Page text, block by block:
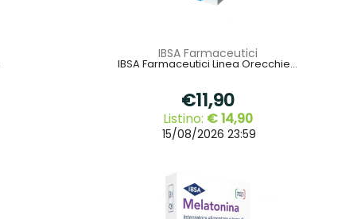
IBSA Farmaceutici
IBSA Farmaceutici Linea Orecchie...
€11,90
Listino: € 14,90
15/08/2026 23:59